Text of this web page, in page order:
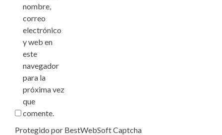
nombre,
correo
electrónico
y web en
este
navegador
para la
próxima vez
que
comente.
Protegido por BestWebSoft Captcha